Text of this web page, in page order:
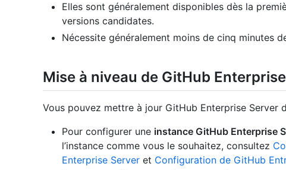
Elles sont généralement disponibles dès la
versions candidates.
Nécessite généralement moins de cinq minutes
Mise à niveau de GitHub
Vous pouvez mettre à jour GitHub Enterprise Server
Pour configurer une instance GitHub Enterprise
l’instance comme vous le souhaitez, consultez
Enterprise Server et Configuration de GitHub